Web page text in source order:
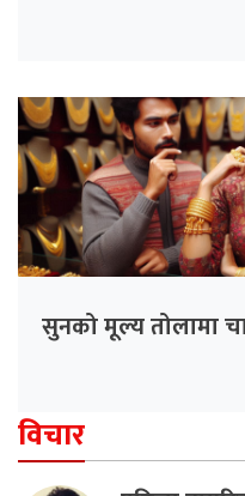
सुनको मूल्य तोलामा
विचार